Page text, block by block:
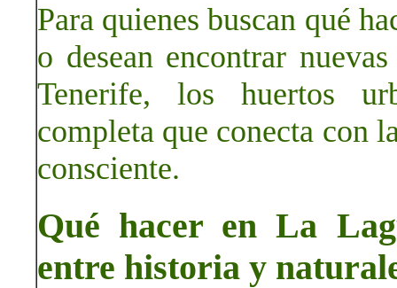
Para quienes buscan qué
o desean encontrar
Tenerife, los huertos
completa que conecta con
consciente.
Qué hacer en La
entre historia y